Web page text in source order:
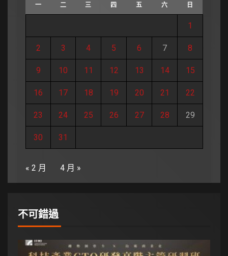
一 二 三 四 五 六 日
1
2 3 4 5 6 7 8
9 10 11 12 13 14 15
16 17 18 19 20 21 22
23 24 25 26 27 28 29
30 31
« 2 月 4 月 »
不可錯過